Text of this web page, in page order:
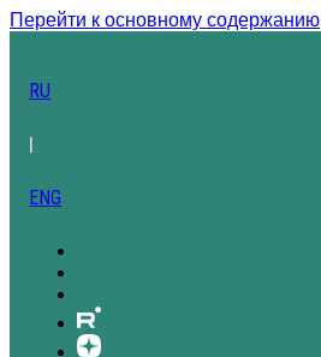
Перейти к основному содержанию
RU
ENG